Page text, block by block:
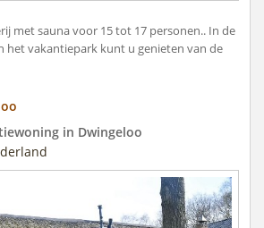
met sauna voor 15 tot 17 personen.. In de
het vakantiepark kunt u genieten van de
in Dwingeloo